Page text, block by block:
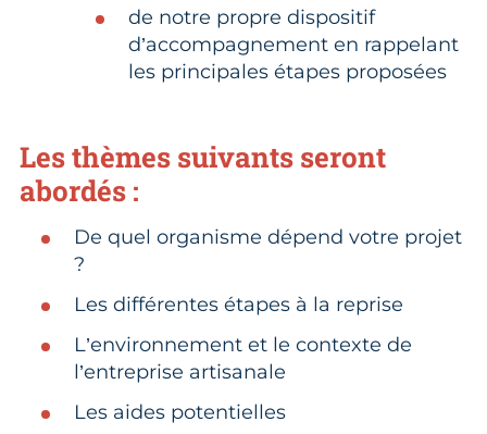
de notre propre dispositif
d’accompagnement en rappelant
les principales étapes proposées
Les thèmes suivants seront
abordés :
De quel organisme dépend votre projet
?
Les différentes étapes à la reprise
L’environnement et le contexte de
l’entreprise artisanale
Les aides potentielles